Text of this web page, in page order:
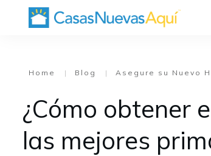
Home | Blog | Asegure su Nuevo
¿Cómo obtener
las mejores